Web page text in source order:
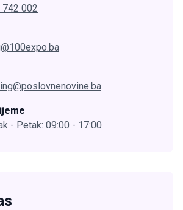
002
- Petak: 09:00 - 17:00